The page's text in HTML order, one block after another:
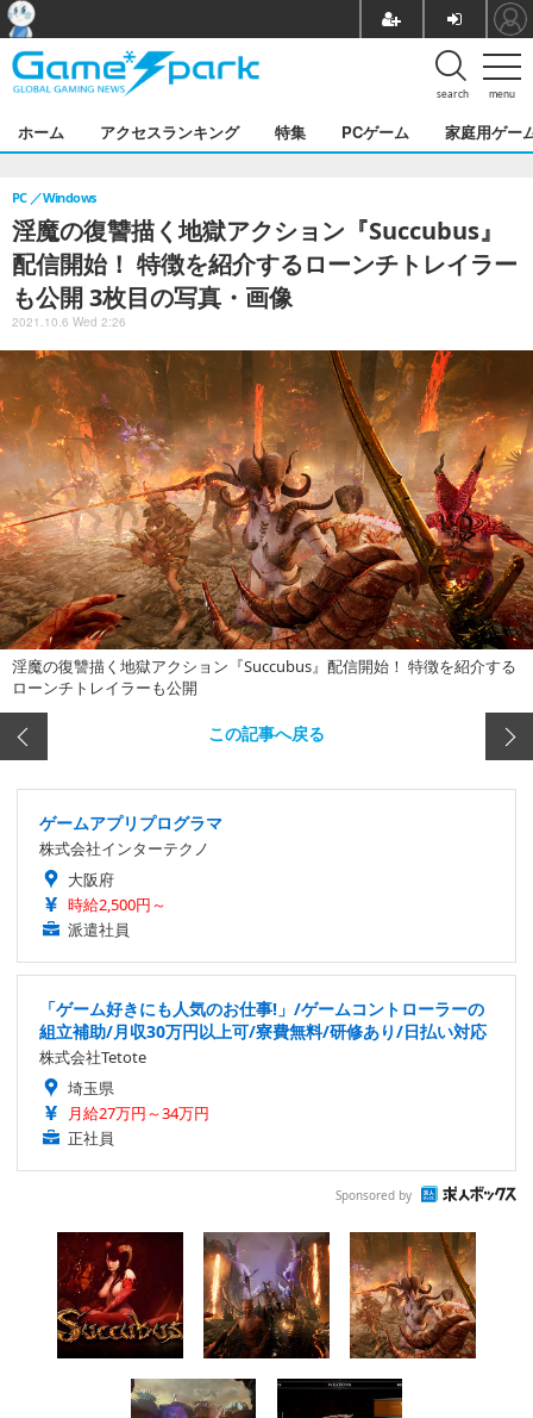
menu
search
ホーム アクセスランキング 特集 PCゲーム 家庭用ゲー
淫魔の復讐描く地獄アクション『Succubus』
配信開始！ 特徴を紹介するローンチトレイラー
も公開 3枚目の写真・画像
PC Windows
2021.10.6 Wed 2:26
淫魔の復讐描く地獄アクション『Succubus』配信開始！ 特徴を紹介する
ローンチトレイラーも公開
この記事へ戻る
ゲームアプリプログラマ
株式会社インターテクノ
大阪府
時給2,500円～
派遣社員
「ゲーム好きにも人気のお仕事!」/ゲームコントローラーの
組立補助/月収30万円以上可/寮費無料/研修あり/日払い対応
株式会社Tetote
埼玉県
月給27万円～34万円
正社員
Sponsored by